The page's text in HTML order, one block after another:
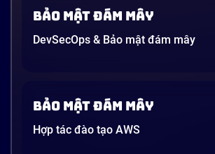
Bảo mật đám mây
DevSecOps & Bảo mật đám mây
Bảo mật đám mây
Hợp tác đào tạo AWS